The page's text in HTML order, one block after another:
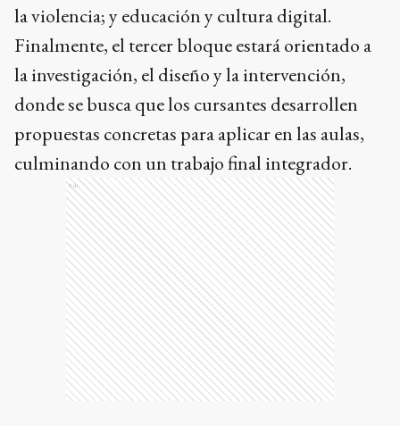
la violencia; y educación y cultura digital.
Finalmente, el tercer bloque estará orientado a
la investigación, el diseño y la intervención,
donde se busca que los cursantes desarrollen
propuestas concretas para aplicar en las aulas,
culminando con un trabajo final integrador.
Ads